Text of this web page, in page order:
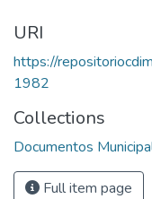
URI
https://
1982
Collections
Documentos
Full item page